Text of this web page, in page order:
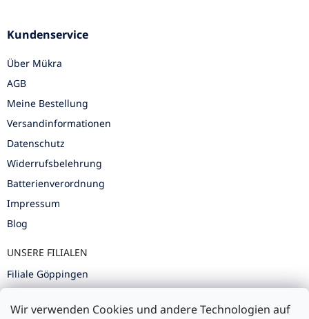
Wir verwenden Cookies und andere Technologien auf
Kundenservice
Über Mükra
AGB
Meine Bestellung
Versandinformationen
Datenschutz
Widerrufsbelehrung
Batterienverordnung
Impressum
Blog
UNSERE FILIALEN
Filiale Göppingen
Filiale Ulm